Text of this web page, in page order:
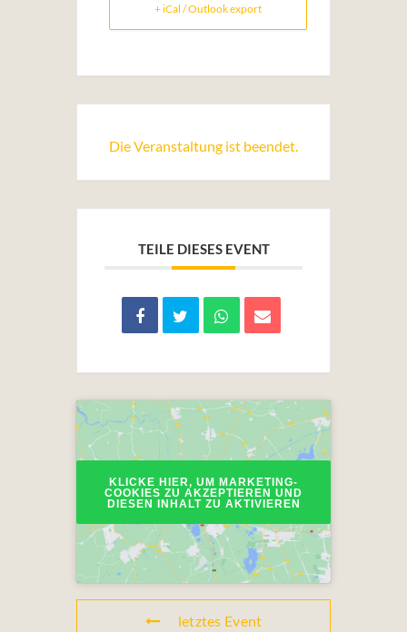
+ iCal / Outlook export
Die Veranstaltung ist beendet.
TEILE DIESES EVENT
KLICKE HIER, UM MARKETING-
COOKIES ZU AKZEPTIEREN UND
DIESEN INHALT ZU AKTIVIEREN
letztes Event